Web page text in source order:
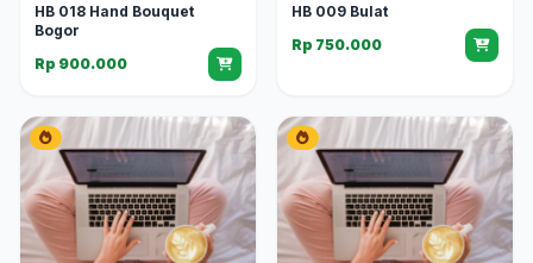
HB 018 Hand Bouquet
Bogor
Rp 900.000
HB 009 Bulat
Rp 750.000